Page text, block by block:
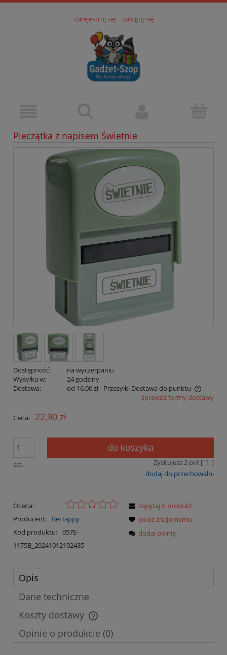
Zarejestruj się Zaloguj się
Pieczątka z napisem Świetnie
Dostępność:
na wyczerpaniu
Wysyłka w:
24 godziny
Dostawa:
od 16,00 zł- Przesyłki Dostawa do punktu
Cena nie zawiera ewentualnych kosztów płatnościsprawdź formy dostawy
Cena: 22,90 zł
szt.
do koszyka
Zyskujesz2pkt [ ? ]
dodaj do przechowalni
Ocena:
Producent:
BeHappy
Kod produktu: 057E-
1175B_20241012102435
zapytaj o produkt
poleć znajomemu
dodaj opinię
Opis
Dane techniczne
Koszty dostawy
Cena nie zawiera ewentualnych kosztów płatności
Opinie o produkcie (0)